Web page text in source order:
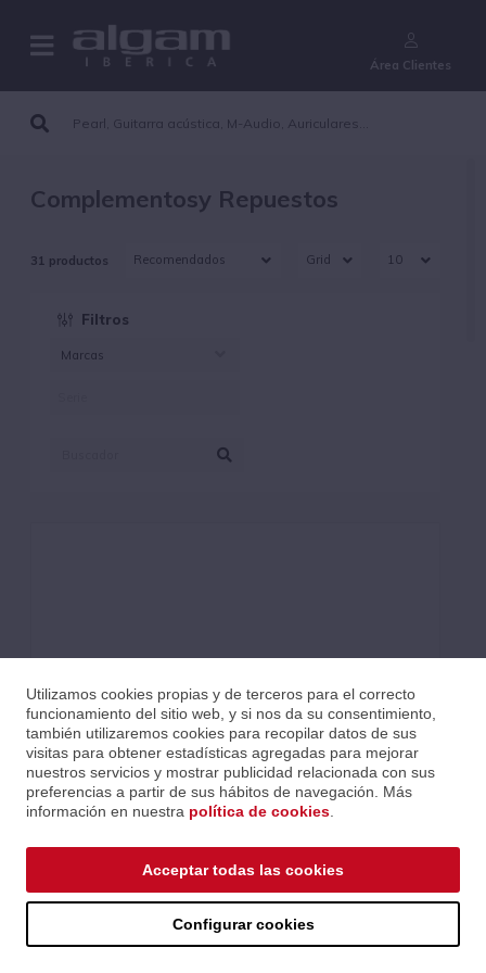
Área Clientes
Complementosy Repuestos
31 productos
Filtros
Marcas
AKG HSC/HSD COVER
Ref.: AKG2955Z13020
Código EAN 885038028758
Precios al iniciar sesión.
Utilizamos cookies propias y de terceros para el correcto
funcionamiento del sitio web, y si nos da su consentimiento,
también utilizaremos cookies para recopilar datos de sus
visitas para obtener estadísticas agregadas para mejorar
nuestros servicios y mostrar publicidad relacionada con sus
preferencias a partir de sus hábitos de navegación. Más
información en nuestra política de cookies
Configurar cookies
Acceptar todas las cookies